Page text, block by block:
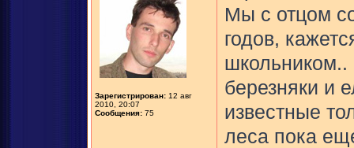
Зарегистрирован: 12 авг
2010, 20:07
Сообщения: 75
Мы с отцом
годов,
березняки и
известные
леса пока